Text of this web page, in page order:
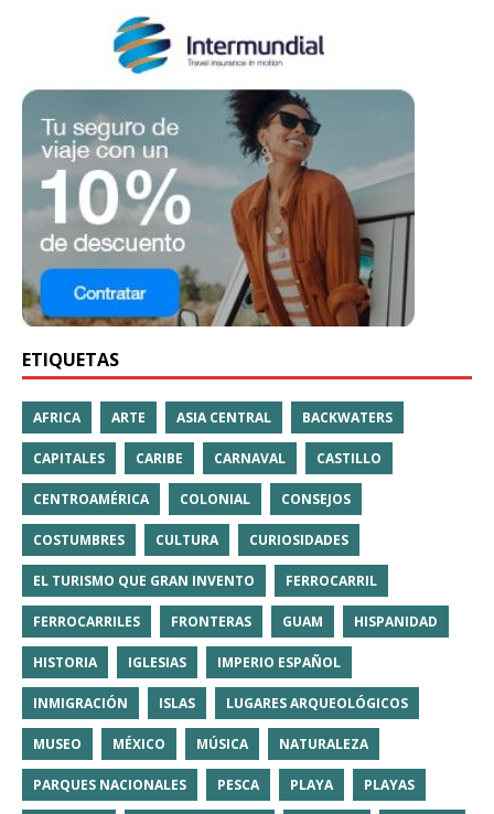
ETIQUETAS
AFRICA ARTE ASIA CENTRAL BACKWATERS
CAPITALES CARIBE CARNAVAL CASTILLO
CENTROAMÉRICA COLONIAL CONSEJOS
COSTUMBRES CULTURA CURIOSIDADES
EL TURISMO QUE GRAN INVENTO FERROCARRIL
FERROCARRILES FRONTERAS GUAM HISPANIDAD
HISTORIA IGLESIAS IMPERIO ESPAÑOL
INMIGRACIÓN ISLAS LUGARES ARQUEOLÓGICOS
MUSEO MÉXICO MÚSICA NATURALEZA
PARQUES NACIONALES PESCA PLAYA PLAYAS